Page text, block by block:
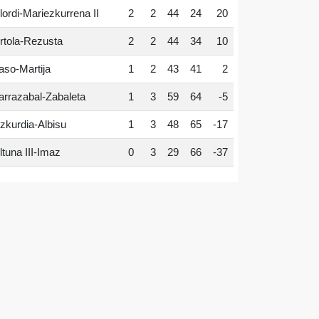
Mariezkurrena II 2 2 44 24 20
Rezusta 2 2 44 34 10
Martija 1 2 43 41 2
Zabaleta 1 3 59 64 -5
Albisu 1 3 48 65 -17
III-Imaz 0 3 29 66 -37